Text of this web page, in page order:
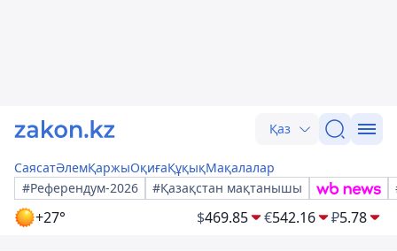
Қаз
СаясатӘлемҚаржыОқиғаҚұқықМақалалар
#Референдум-2026
#Қазақстан мақтанышы
+27° $469.85 €542.16 ₽5.78